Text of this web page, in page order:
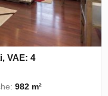
VAE: 4
982 m²